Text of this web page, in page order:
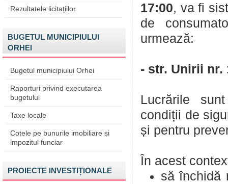
Rezultatele licitațiilor
BUGETUL MUNICIPIULUI
ORHEI
Bugetul municipiului Orhei
Raporturi privind executarea
bugetului
Taxe locale
Cotele pe bunurile imobiliare și
impozitul funciar
PROIECTE INVESTIȚIONALE
17:00, va fi
de
urmează:
- str. Unirii nr.
Lucrările
condiții de
și pentru
În acest
să închidă